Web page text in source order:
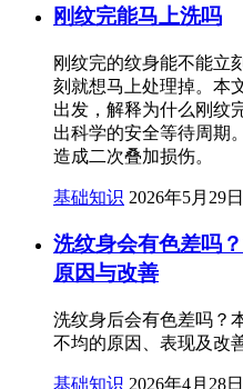
刚纹完能马上洗吗
刚纹完的纹身能不能立
刻就想马上处理掉。本
出发，解释为什么刚纹
出科学的安全等待周期
造成二次叠加损伤。
基础知识 2026年5月29日
洗纹身会有色差吗
原因与改善
洗纹身后会有色差吗？
不均的原因、表现及改
基础知识 2026年4月28日